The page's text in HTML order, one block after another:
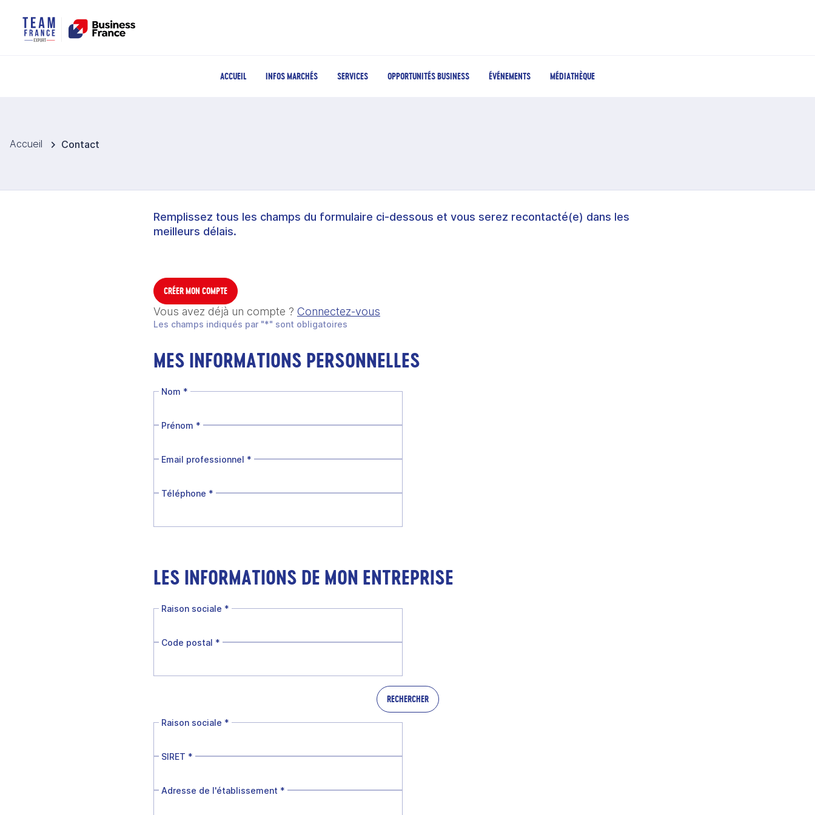
ACCUEIL INFOS MARCHÉS SERVICES OPPORTUNITÉS BUSINESS ÉVÉNEMENTS MÉDIATHÈQUE
Accueil Contact
Remplissez tous les champs du formulaire ci-dessous et vous serez recontacté(e) dans les
meilleurs délais.
CRÉER MON COMPTE
Vous avez déjà un compte ? Connectez-vous
Les champs indiqués par "*" sont obligatoires
MES INFORMATIONS PERSONNELLES
Nom *
Prénom *
Email professionnel *
Téléphone *
LES INFORMATIONS DE MON ENTREPRISE
Raison sociale *
Code postal *
RECHERCHER
Raison sociale *
SIRET *
Adresse de l'établissement *